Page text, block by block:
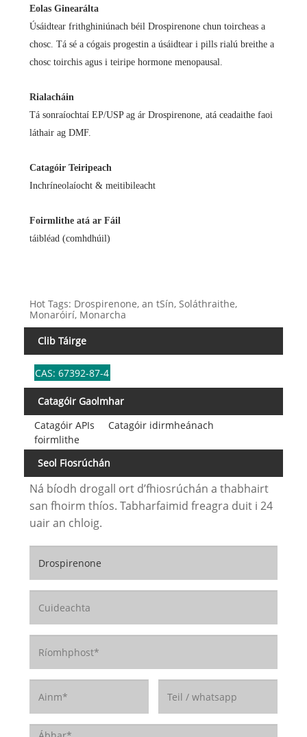
Eolas Ginearálta
Úsáidtear frithghiniúnach béil Drospirenone chun toircheas a
chosc. Tá sé a cógais progestin a úsáidtear i pills rialú breithe a
chosc toirchis agus i teiripe hormone menopausal.
Rialacháin
Tá sonraíochtaí EP/USP ag ár Drospirenone, atá ceadaithe faoi
láthair ag DMF.
Catagóir Teiripeach
Inchríneolaíocht & meitibileacht
Foirmlithe atá ar Fáil
táibléad (comhdhúil)
Hot Tags: Drospirenone, an tSín, Soláthraithe,
Monaróirí, Monarcha
Clib Táirge
CAS: 67392-87-4
Catagóir Gaolmhar
Catagóir APIs
Catagóir idirmheánach
foirmlithe
Seol Fiosrúchán
Ná bíodh drogall ort d’fhiosrúchán a thabhairt
san fhoirm thíos. Tabharfaimid freagra duit i 24
uair an chloig.